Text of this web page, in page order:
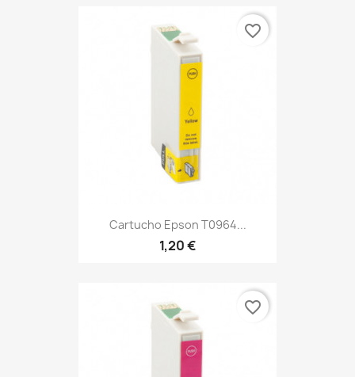
Cartucho Epson T0964...
1,20 €
favorite_border
favorite_border